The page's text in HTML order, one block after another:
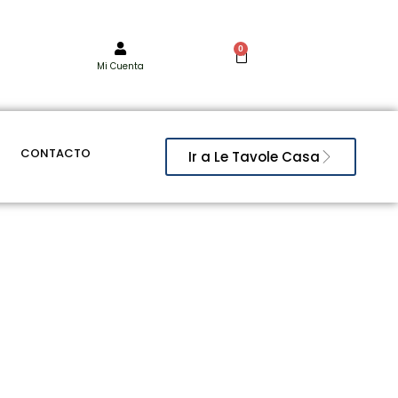
Mi Cuenta
0
CONTACTO Ir a Le Tavole Casa